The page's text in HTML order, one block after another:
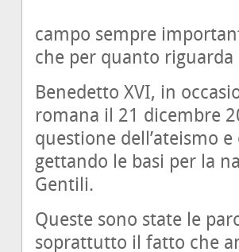
campo sempre
che per quanto
Benedetto XVI, in
romana il 21 dicembre
questione dell’ateismo
gettando le basi per la
Gentili.
Queste sono state le
soprattutto il fatto che